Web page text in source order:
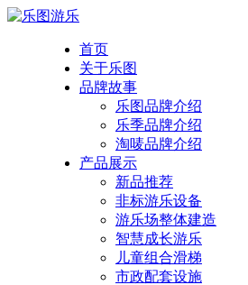
首页
关于乐图
品牌故事
乐图品牌介绍
乐季品牌介绍
淘唛品牌介绍
产品展示
新品推荐
非标游乐设备
游乐场整体建造
智慧成长游乐
儿童组合滑梯
市政配套设施